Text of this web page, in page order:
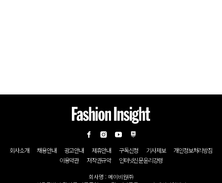
회사소개 채용안내 광고안내 제휴안내 구독신청 기사제보
개인정보처리방침
이용약관
저작권규약 인터넷신문윤리강령
회사명 : 메이비원㈜